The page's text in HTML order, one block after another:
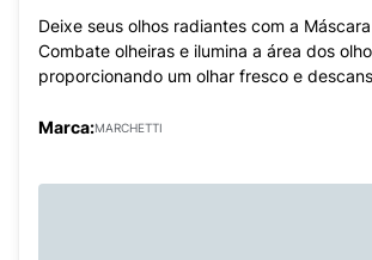
Deixe seus olhos radiantes com a
Combate olheiras e ilumina a área dos
proporcionando um olhar fresco e
Marca:MARCHETTI